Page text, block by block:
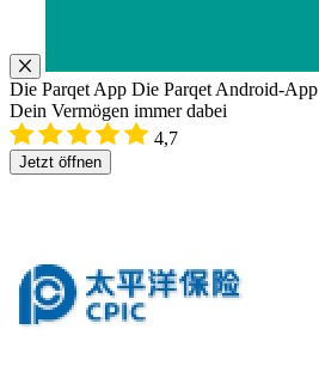
Die Parqet App Die Parqet Android-App
Dein Vermögen immer dabei
4,7
Jetzt öffnen